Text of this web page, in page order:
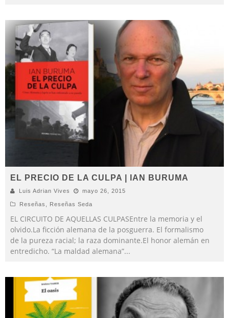
EL PRECIO DE LA CULPA | IAN BURUMA
Luis Adrian Vives mayo 26, 2015
Reseñas Reseñas Seda
EL CIRCUITO DE AQUELLAS CULPASEntre la memoria y el
olvido.La ficción alemana de la posguerra. El formalismo
de la pureza racial; la raza dominante.El honor alemán en
entredicho. “La maldad alemana”...